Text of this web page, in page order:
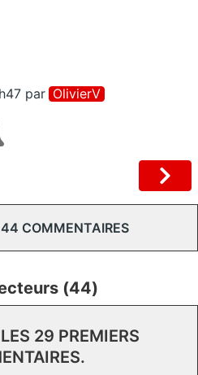
par OlivierV
COMMENTAIRES
(44)
29 PREMIERS